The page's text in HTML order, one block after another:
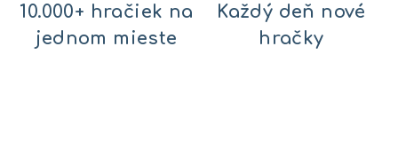
10.000+ hračiek na
jednom mieste
Každý deň nové
hračky